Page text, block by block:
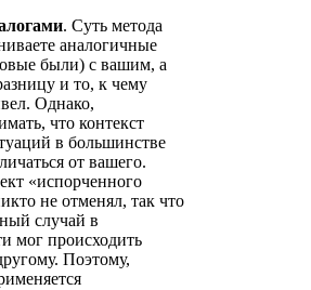
. Суть метода
аналогичные
были) с вашим, а
и то, к чему
Однако,
что контекст
в большинстве
от вашего.
«испорченного
не отменял, так что
случай в
мог происходить
Поэтому,